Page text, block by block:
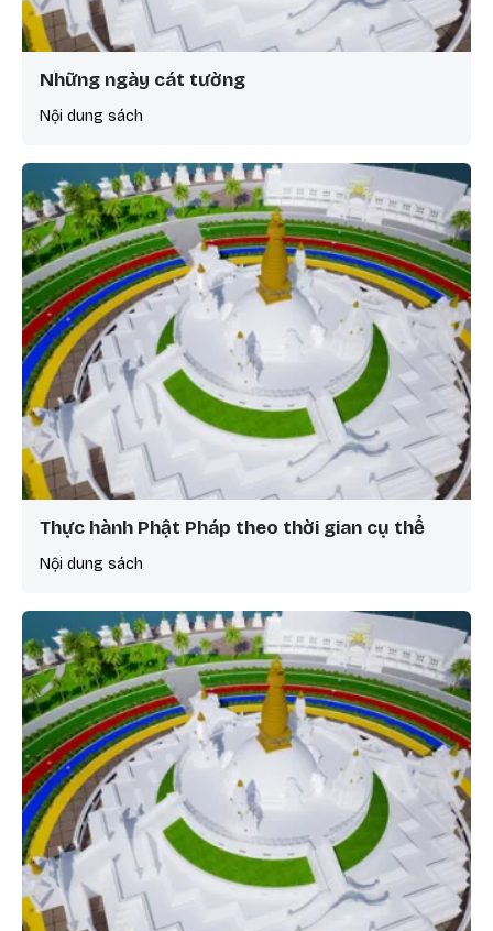
Những ngày cát tường
Nội dung sách
Thực hành Phật Pháp theo thời gian cụ thể
Nội dung sách